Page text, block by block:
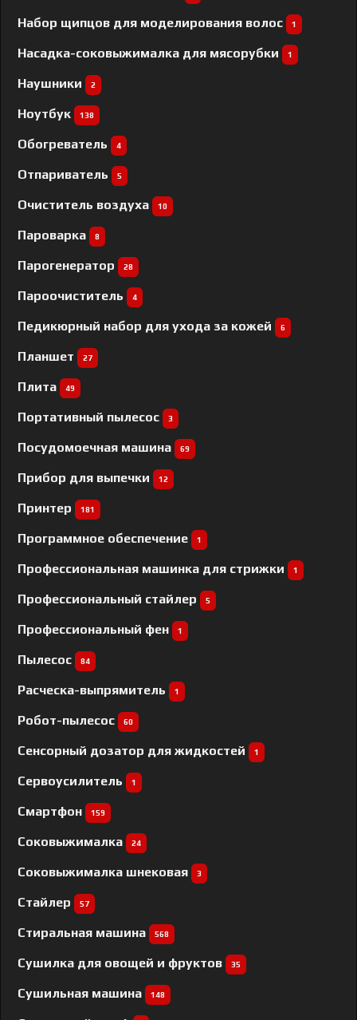
Набор щипцов для моделирования волос 1
Насадка-соковыжималка для мясорубки 1
Наушники 2
Ноутбук 138
Обогреватель 4
Отпариватель 5
Очиститель воздуха 10
Пароварка 8
Парогенератор 28
Пароочиститель 4
Педикюрный набор для ухода за кожей 6
Планшет 27
Плита 49
Портативный пылесос 3
Посудомоечная машина 69
Прибор для выпечки 12
Принтер 181
Программное обеспечение 1
Профессиональная машинка для стрижки 1
Профессиональный cтайлер 5
Профессиональный фен 1
Пылесос 84
Расческа-выпрямитель 1
Робот-пылесос 60
Сенсорный дозатор для жидкостей 1
Сервоусилитель 1
Смартфон 159
Соковыжималка 24
Соковыжималка шнековая 3
Стайлер 57
Стиральная машина 568
Сушилка для овощей и фруктов 35
Сушильная машина 148